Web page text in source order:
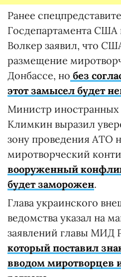
Ранее
Госдепартамента США
Волкер заявил, что
размещение
Донбассе, но без
этот замысел будет
Министр
Климкин выразил
зону проведения АТО
миротворческий
вооруженный
будет заморожен.
Глава украинского
ведомства указал на
заявлений главы МИД
который поставил
вводом миротворцев